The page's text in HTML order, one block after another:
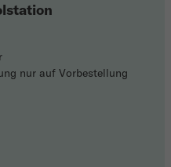
nur auf Vorbestellung